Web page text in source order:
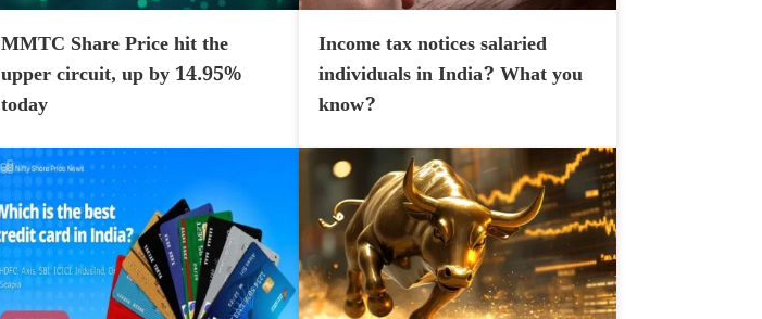
MMTC Share Price hit the
upper circuit, up by 14.95%
today
Income tax notices salaried
individuals in India? What you
know?